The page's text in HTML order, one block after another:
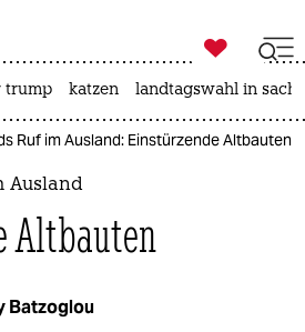
taz zahl ich
zahl ich

taz zahl ich
trump katzen landtagswahl in
Ruf im Ausland: Einstürzende Altbauten
Ausland
Altbauten
Batzoglou